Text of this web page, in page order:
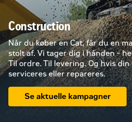
Construction
Når du køber en Cat, får du en
stolt af. Vi tager dig i hånden -
Til ordre. Til levering. Og hvis din
serviceres eller repareres.
Se aktuelle kampagner